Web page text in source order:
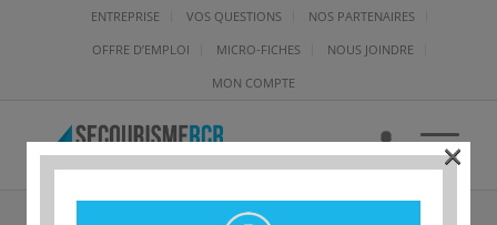
ENTREPRISE VOS QUESTIONS
NOS PARTENAIRES
OFFRE D’EMPLOI
MICRO-FICHES
NOUS JOINDRE
MON COMPTE
×